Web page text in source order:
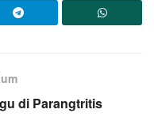
di Parangtritis